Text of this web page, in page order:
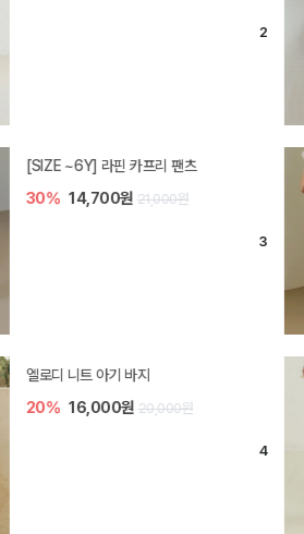
[SIZE ~6Y] 라핀 카프리 팬츠
30% 14,700원 21,000원
엘로디 니트 아기 바지
20% 16,000원 20,000원